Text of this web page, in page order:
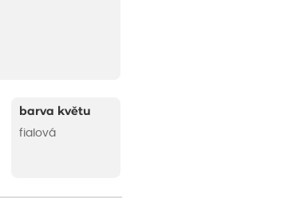
barva květu
fialová